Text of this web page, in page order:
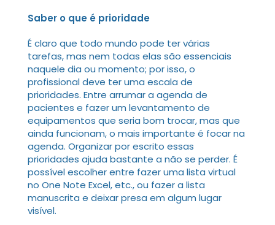
Saber o que é prioridade
É claro que todo mundo pode ter várias
tarefas, mas nem todas elas são essenciais
naquele dia ou momento; por isso, o
profissional deve ter uma escala de
prioridades. Entre arrumar a agenda de
pacientes e fazer um levantamento de
equipamentos que seria bom trocar, mas que
ainda funcionam, o mais importante é focar na
agenda. Organizar por escrito essas
prioridades ajuda bastante a não se perder. É
possível escolher entre fazer uma lista virtual
no One Note Excel, etc., ou fazer a lista
manuscrita e deixar presa em algum lugar
visível.